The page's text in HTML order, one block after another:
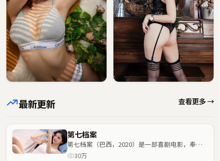
最新更新 查看更多 →
第七档案
第七档案（巴西，2020）是一部喜剧电影，奉俊
昊执导，张家辉、秦海璐等主演；喜剧元素与人物
30万